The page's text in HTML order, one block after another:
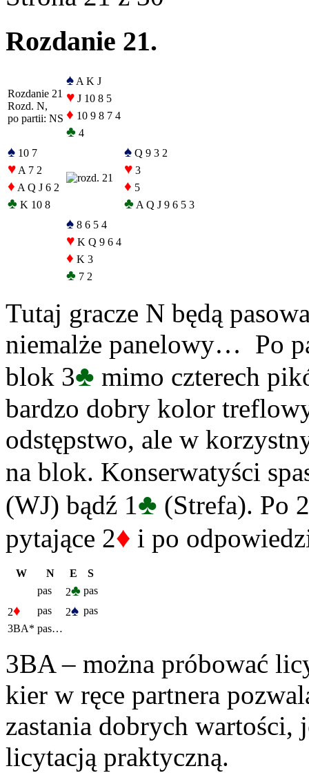
Rozdanie 21.
Rozdanie 21
Rozd. N,
po partii: NS
♠ A K J
♥ J 10 8 5
♦ 10 9 8 7 4
♣ 4
♠ 10 7
♥ A 7 2
♦ A Q J 6 2
♣ K 10 8
♠ Q 9 3 2
♥ 3
♦ 5
♣ A Q J 9 6 5 3
♠ 8 6 5 4
♥ K Q 9 6 4
♦ K 3
♣ 7 2
Tutaj gracze N będą
niemalże panelowy… Po
blok 3♣ mimo czterech
bardzo dobry kolor
odstępstwo, ale w
na blok. Konserwatyści
(WJ) bądź 1♣ (Strefa). Po 2
pytające 2♦ i po
W N E
S
pas
2♣ pas
2♦ pas 2♠ pas
3BA* pas…
3BA – można próbować
kier w ręce partnera
zastania dobrych wartości,
licytacją praktyczną.